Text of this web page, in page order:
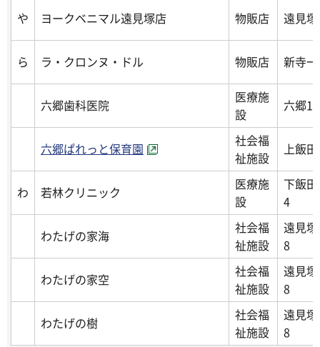
や
ヨークベニマル遠見塚店 物販店 遠見
ら ラ・クロンヌ・ドル 物販店 新寺
六郷歯科医院
医療施
設
六郷
六郷ぱれっと保育園
社会福
祉施設
上飯
わ 若林クリニック
医療施
設
下飯
4
わたげの家海
社会福
祉施設
遠見
8
わたげの家空
社会福
祉施設
遠見
8
わたげの樹
社会福
祉施設
遠見
8